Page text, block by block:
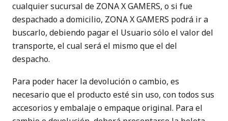
cualquier sucursal de ZONA X GAMERS, o si fue
despachado a domicilio, ZONA X GAMERS podrá ir a
buscarlo, debiendo pagar el Usuario sólo el valor del
transporte, el cual será el mismo que el del
despacho.
Para poder hacer la devolución o cambio, es
necesario que el producto esté sin uso, con todos sus
accesorios y embalaje o empaque original. Para el